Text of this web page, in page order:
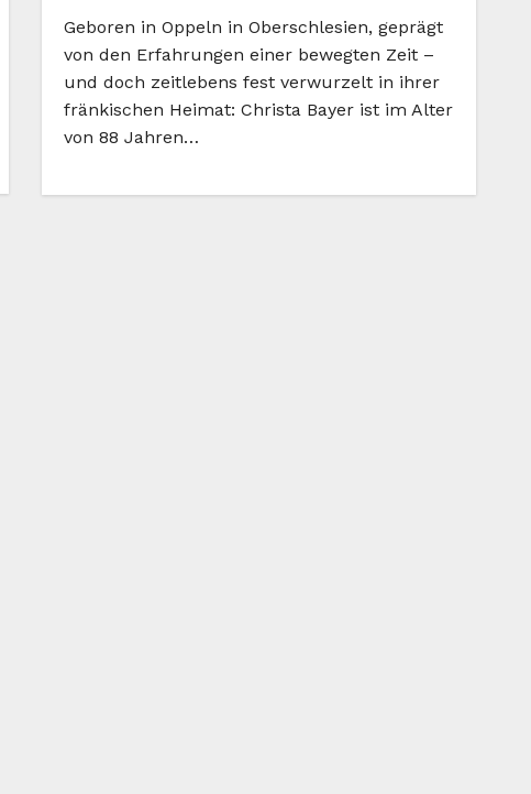
Geboren in Oppeln in Oberschlesien, geprägt
von den Erfahrungen einer bewegten Zeit –
und doch zeitlebens fest verwurzelt in ihrer
fränkischen Heimat: Christa Bayer ist im Alter
von 88 Jahren…